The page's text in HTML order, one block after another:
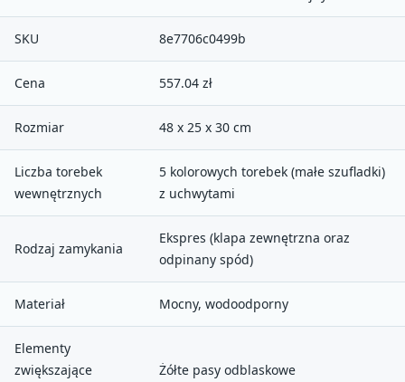
SKU 8e7706c0499b
Cena 557.04 zł
Rozmiar 48 x 25 x 30 cm
Liczba torebek
wewnętrznych
5 kolorowych torebek (małe szufladki)
z uchwytami
Rodzaj zamykania
Ekspres (klapa zewnętrzna oraz
odpinany spód)
Materiał Mocny, wodoodporny
Elementy
zwiększające
Żółte pasy odblaskowe